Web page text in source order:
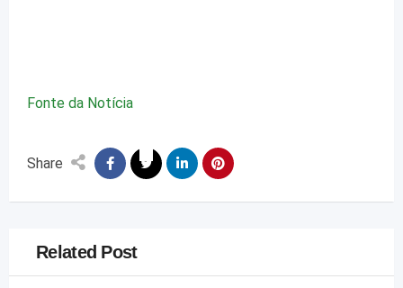
Fonte da Notícia
Share
Related Post